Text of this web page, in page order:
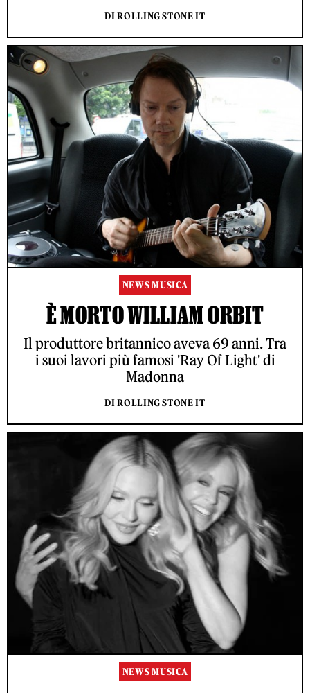
DI ROLLING STONE IT
NEWS MUSICA
È MORTO WILLIAM ORBIT
Il produttore britannico aveva 69 anni. Tra
i suoi lavori più famosi 'Ray Of Light' di
Madonna
DI ROLLING STONE IT
NEWS MUSICA